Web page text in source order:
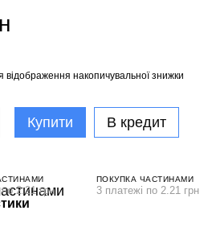
відображення накопичувальної знижки
Купити В кредит
2.21 грн
ПОКУПКА ЧАСТИНАМИ
3 платежі по 2.21 грн